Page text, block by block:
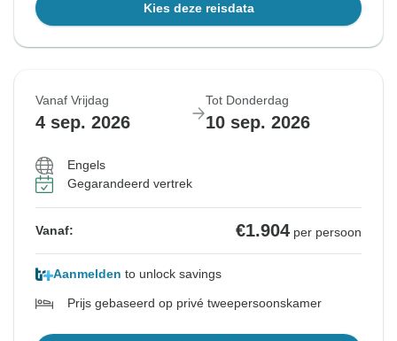
Kies deze reisdata
Vanaf Vrijdag
4 sep. 2026
Tot Donderdag
10 sep. 2026
Engels
Gegarandeerd vertrek
Vanaf: €1.904 per persoon
Aanmelden to unlock savings
Prijs gebaseerd op privé tweepersoonskamer